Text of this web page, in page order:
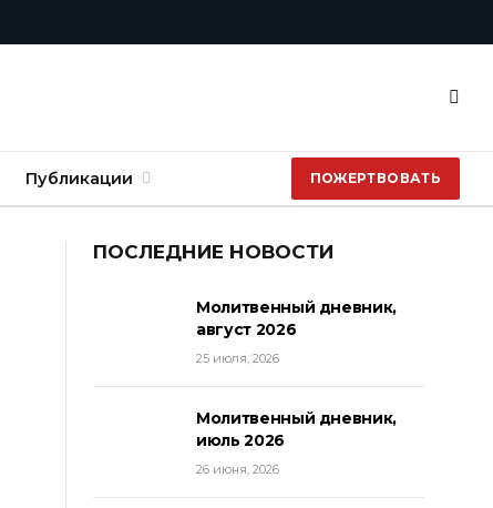
Публикации ПОЖЕРТВОВАТЬ
ПОСЛЕДНИЕ НОВОСТИ
Молитвенный дневник,
август 2026
25 июля, 2026
Молитвенный дневник,
июль 2026
26 июня, 2026